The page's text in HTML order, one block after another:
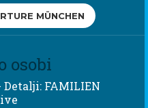
MÜNCHEN
osobi
FAMILIEN